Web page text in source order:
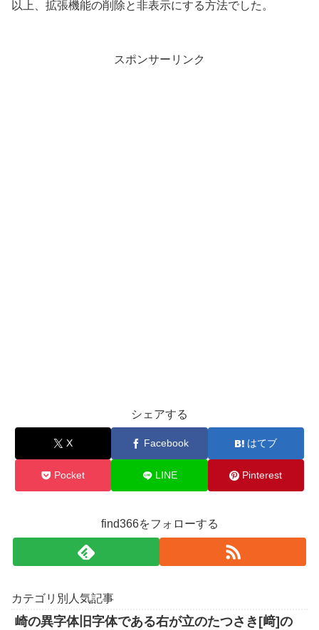
以上、拡張機能の削除と非表示にする方法でした。
スポンサーリンク
シェアする
X Facebook はてブ
Pocket LINE Pinterest
find366をフォローする
カテゴリ別人気記事
崎の異字体旧字体である右が立のたつさき[﨑]の